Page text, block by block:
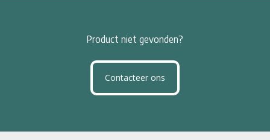
Product niet gevonden?
Contacteer ons